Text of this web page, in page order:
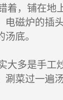
着，铺在地
电磁炉的插
底。
大多是手工
涮菜过一遍